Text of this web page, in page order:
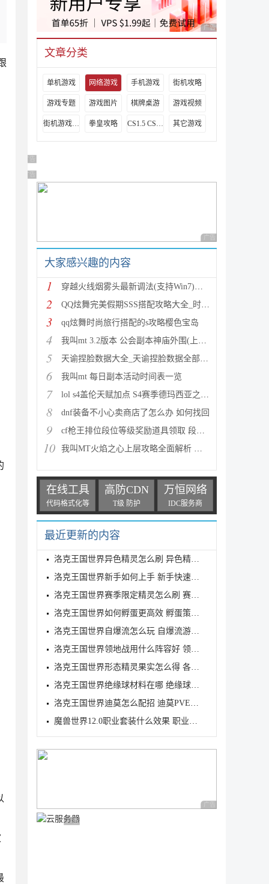
广告 商业广告，理性
文章分类
单机游戏 网络游戏 手机游戏 街机攻略
游戏专题 游戏图片 棋牌桌游 游戏视频
街机游戏出招表 拳皇攻略 CS1.5 CS1.6攻略 其它游戏
广告 商业广告，理性选择
广告 商业广告，理性选择
广告 商业广告，理性
大家感兴趣的内容
1 穿越火线烟雾头最新调法(支持Win7)图文攻略
2 QQ炫舞完美假期SSS搭配攻略大全_时尚旅行完美假期1-15
3 qq炫舞时尚旅行搭配的s攻略樱色宝岛
4 我叫mt 3.2版本 公会副本神庙外围(上层)攻略心得
5 天谕捏脸数据大全_天谕捏脸数据全部汇总
6 我叫mt 每日副本活动时间表一览
7 lol s4盖伦天赋加点 S4赛季德玛西亚之力符文与出装推
8 dnf装备不小心卖商店了怎么办 如何找回
9 cf枪王排位段位等级奖励道具领取 段位等级奖励大全
10 我叫MT火焰之心上层攻略全面解析 挑战拉格罗斯
在线工具
代码格式化等
高防CDN
T级 防护
万恒网络
IDC服务商
最近更新的内容
洛克王国世界异色精灵怎么刷 异色精灵高效刷取指南
洛克王国世界新手如何上手 新手快速入门教学
洛克王国世界赛季限定精灵怎么刷 赛季限定奇遇精灵刷
洛克王国世界如何孵蛋更高效 孵蛋策略分享
洛克王国世界自爆流怎么玩 自爆流游玩心得
洛克王国世界领地战用什么阵容好 领地战速通阵容推荐
洛克王国世界形态精灵果实怎么得 各形态精灵果实获取
洛克王国世界绝缘球材料在哪 绝缘球材料收集线路攻略
洛克王国世界迪莫怎么配招 迪莫PVE与PVP配招推荐
魔兽世界12.0职业套装什么效果 职业套装一览
广告 商业广告，理性
广告 商业广告，理性选择